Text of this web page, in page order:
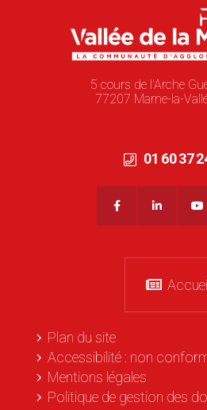
5 cours de l'Arche
77207 Marne-la-
01 60 37
Accueil
Plan du site
Accessibilité : non
Mentions légales
Politique de gestion des